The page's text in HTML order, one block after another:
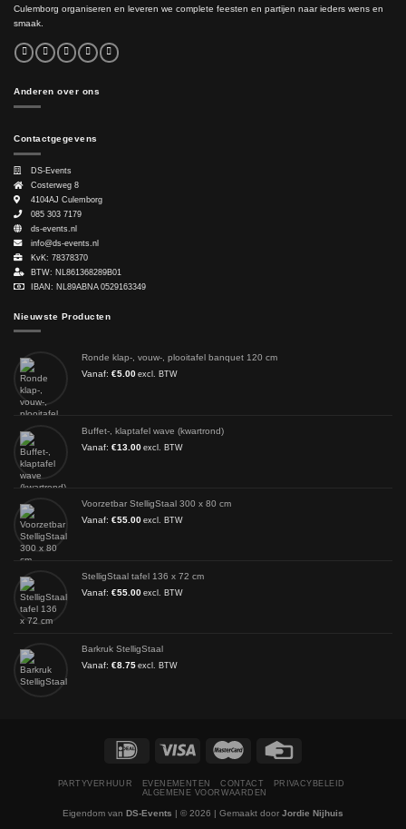
Culemborg organiseren en leveren we complete feesten en partijen naar ieders wens en
smaak.
Anderen over ons
Contactgegevens
DS-Events
Costerweg 8
4104AJ Culemborg
085 303 7179
ds-events.nl
info@ds-events.nl
KvK: 78378370
BTW: NL861368289B01
IBAN: NL89ABNA 0529163349
Nieuwste Producten
Ronde klap-, vouw-, plooitafel banquet 120 cm
Vanaf: €5.00 excl. BTW
Buffet-, klaptafel wave (kwartrond)
Vanaf: €13.00 excl. BTW
Voorzetbar StelligStaal 300 x 80 cm
Vanaf: €55.00 excl. BTW
StelligStaal tafel 136 x 72 cm
Vanaf: €55.00 excl. BTW
Barkruk StelligStaal
Vanaf: €8.75 excl. BTW
PARTYVERHUUR EVENEMENTEN CONTACT
PRIVACYBELEID
ALGEMENE VOORWAARDEN
Eigendom van DS-Events | © 2026 | Gemaakt door Jordie Nijhuis